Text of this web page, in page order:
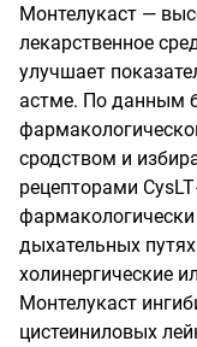
Монтелукаст —
лекарственное
улучшает
астме. По данным
сродством и
рецепторами CysLT
дыхательных
холинергические
Монтелукаст
цистеиниловых